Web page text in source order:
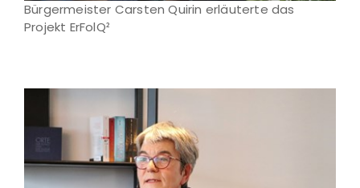
Bürgermeister Carsten Quirin erläuterte das
Projekt ErFolQ²